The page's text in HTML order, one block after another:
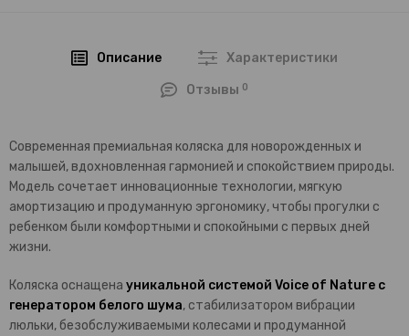
Описание Характеристики
Отзывы 0
Cовременная премиальная коляска для новорожденных и
малышей, вдохновленная гармонией и спокойствием природы.
Модель сочетает инновационные технологии, мягкую
амортизацию и продуманную эргономику, чтобы прогулки с
ребенком были комфортными и спокойными с первых дней
жизни.
Коляска оснащена уникальной системой Voice of Nature с
генератором белого шума, стабилизатором вибрации
люльки, безобслуживаемыми колесами и продуманной